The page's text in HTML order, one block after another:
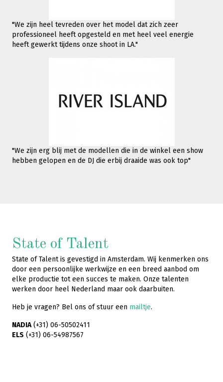
"We zijn heel tevreden over het model dat zich zeer
professioneel heeft opgesteld en met heel veel energie
heeft gewerkt tijdens onze shoot in LA."
"We zijn erg blij met de modellen die in de winkel een show
hebben gelopen en de DJ die erbij draaide was ook top"
State of Talent
State of Talent is gevestigd in Amsterdam. Wij kenmerken ons
door een persoonlijke werkwijze en een breed aanbod om
elke productie tot een succes te maken. Onze talenten
werken door heel Nederland maar ook daarbuiten.
Heb je vragen? Bel ons of stuur een mailtje.
NADIA(+31) 06-50502411
ELS (+31) 06-54987567